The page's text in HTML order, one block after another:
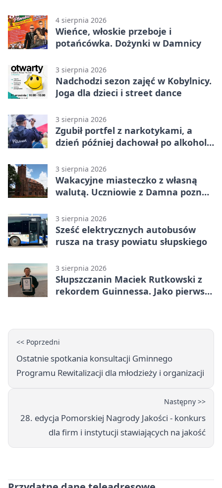
4 sierpnia 2026
Wieńce, włoskie przeboje i
potańcówka. Dożynki w Damnicy
3 sierpnia 2026
Nadchodzi sezon zajęć w Kobylnicy.
Joga dla dzieci i street dance
3 sierpnia 2026
Zgubił portfel z narkotykami, a
dzień później dachował po alkoholu
3 sierpnia 2026
Wakacyjne miasteczko z własną
walutą. Uczniowie z Damna poznali
3 sierpnia 2026
Sześć elektrycznych autobusów
rusza na trasy powiatu słupskiego
3 sierpnia 2026
Słupszczanin Maciek Rutkowski z
rekordem Guinnessa. Jako pierwszy
<< Poprzedni
Ostatnie spotkania konsultacji Gminnego
Programu Rewitalizacji dla młodzieży i organizacji
Następny >>
28. edycja Pomorskiej Nagrody Jakości - konkurs
dla firm i instytucji stawiających na jakość